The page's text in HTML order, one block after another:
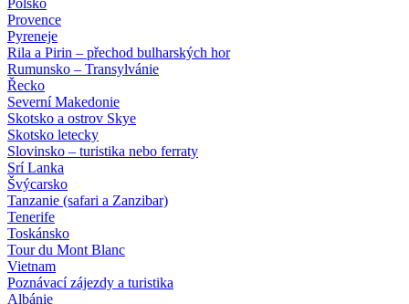
Polsko
Provence
Pyreneje
Rila a Pirin – přechod bulharských hor
Rumunsko – Transylvánie
Řecko
Severní Makedonie
Skotsko a ostrov Skye
Skotsko letecky
Slovinsko – turistika nebo ferraty
Srí Lanka
Švýcarsko
Tanzanie (safari a Zanzibar)
Tenerife
Toskánsko
Tour du Mont Blanc
Vietnam
Poznávací zájezdy a turistika
Albánie